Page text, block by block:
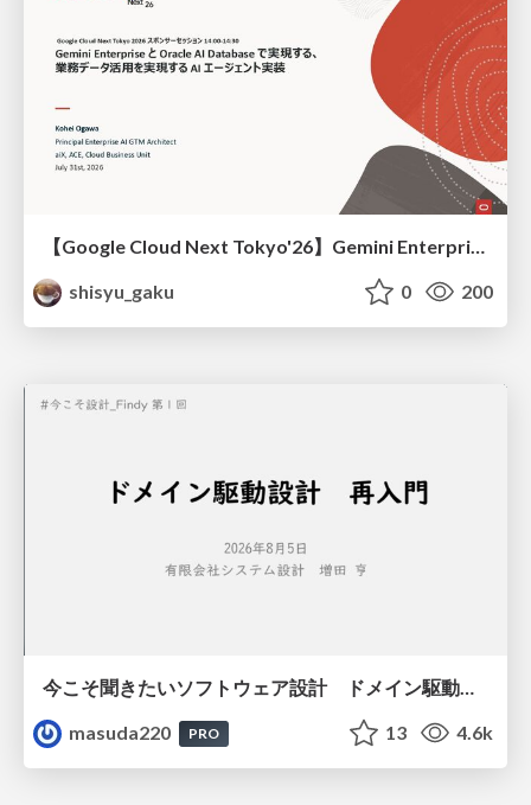
shisyu_gaku
0 200
今こそ聞きたいソフトウェア設計 ドメイン駆動設計再入門
masuda220
PRO 13 4.6k